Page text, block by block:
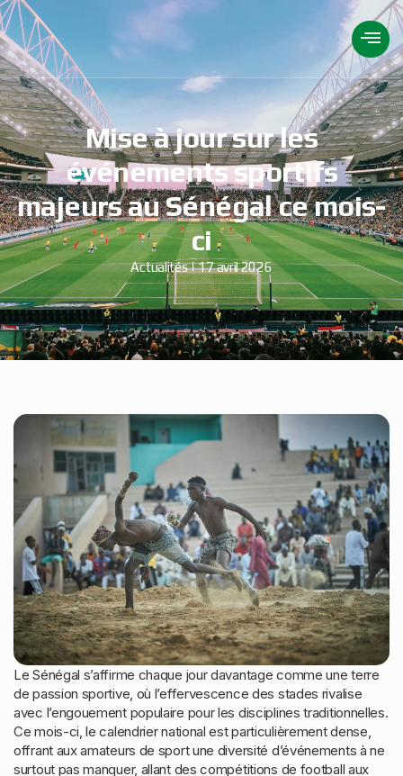
Mise à jour sur les
événements sportifs
majeurs au Sénégal ce mois-
ci
Actualités 17 avril 2026
Le Sénégal s’affirme chaque jour davantage comme une terre
de passion sportive, où l’effervescence des stades rivalise
avec l’engouement populaire pour les disciplines traditionnelles.
Ce mois-ci, le calendrier national est particulièrement dense,
offrant aux amateurs de sport une diversité d’événements à ne
surtout pas manquer, allant des compétitions de football aux